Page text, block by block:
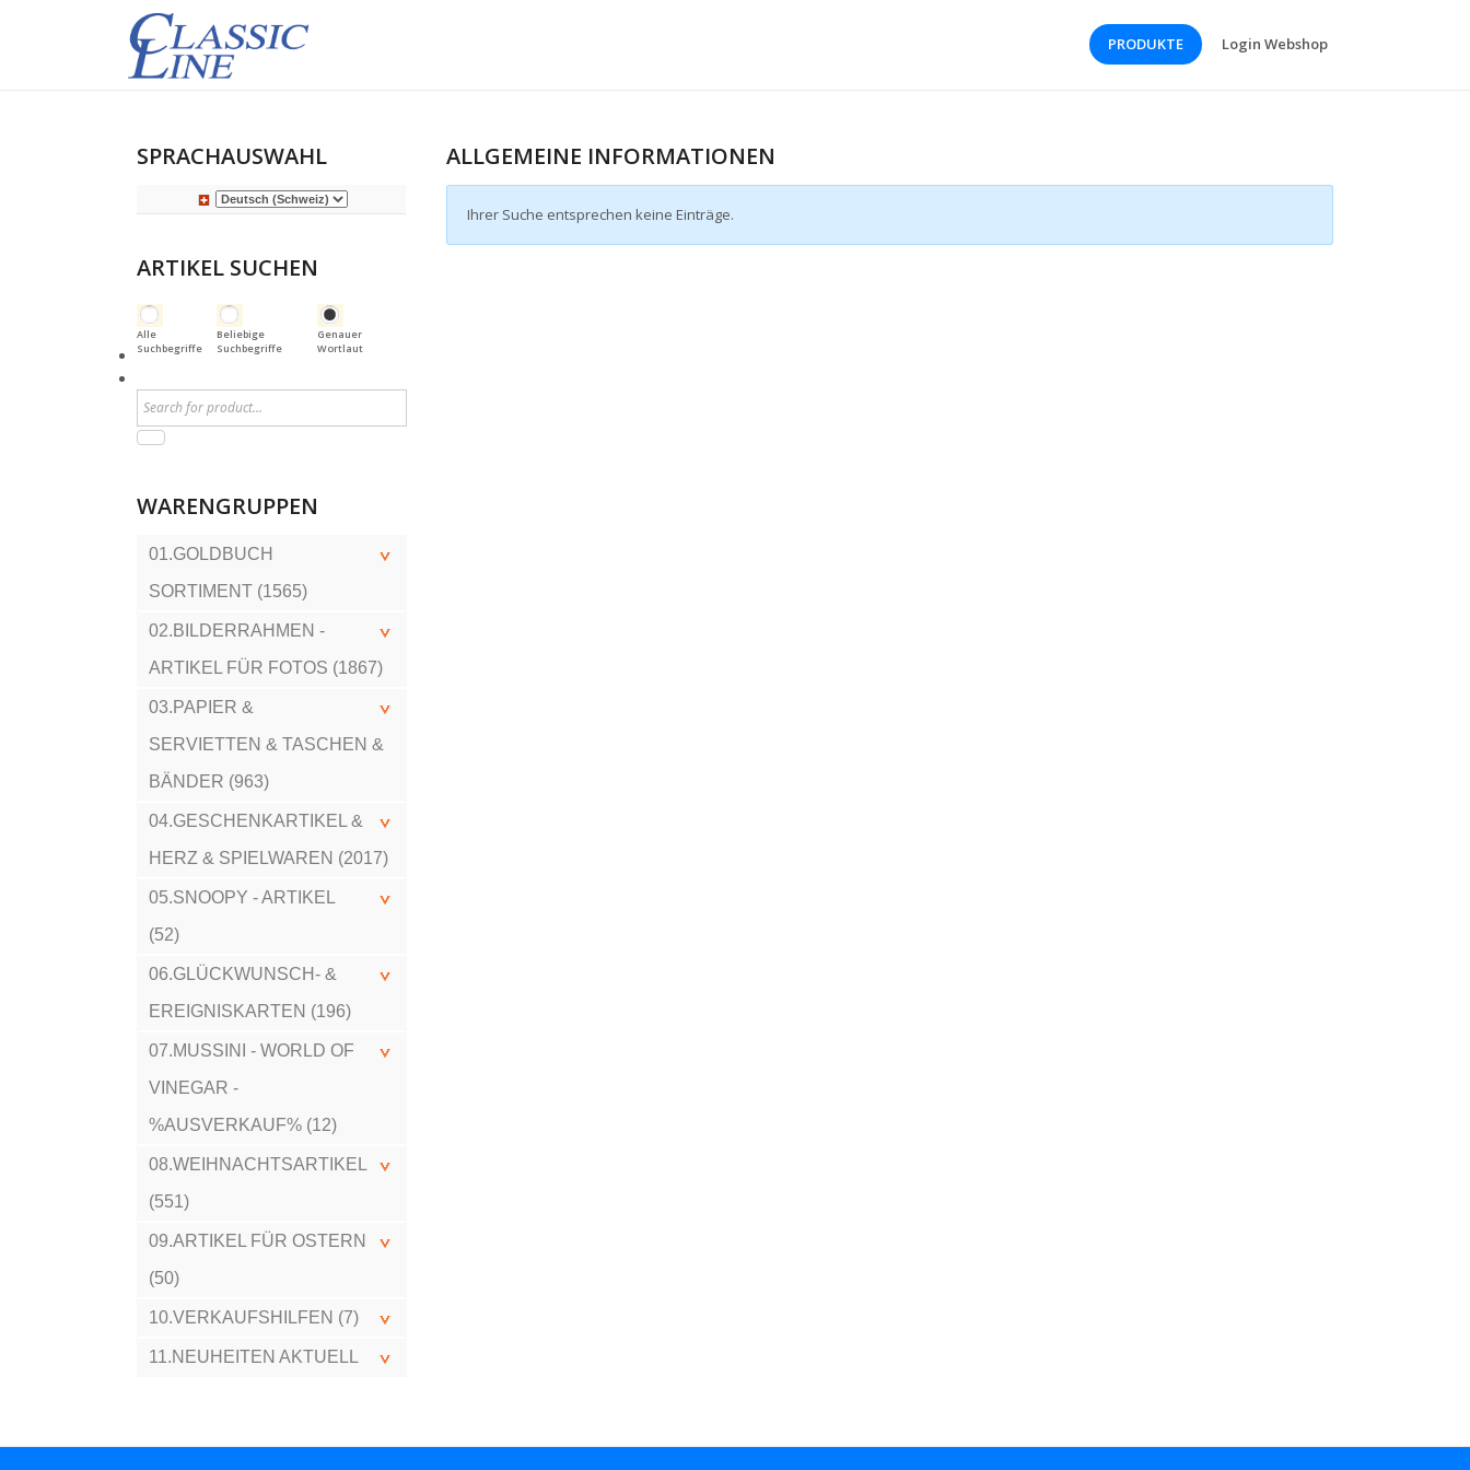
PRODUKTE Login Webshop
SPRACHAUSWAHL
ARTIKEL SUCHEN
Alle
Suchbegriffe
Beliebige
Suchbegriffe
Genauer
Wortlaut
WARENGRUPPEN
01.GOLDBUCH
SORTIMENT (1565)
02.BILDERRAHMEN -
ARTIKEL FÜR FOTOS (1867)
03.PAPIER &
SERVIETTEN & TASCHEN &
BÄNDER (963)
04.GESCHENKARTIKEL &
HERZ & SPIELWAREN (2017)
05.SNOOPY - ARTIKEL
(52)
06.GLÜCKWUNSCH- &
EREIGNISKARTEN (196)
07.MUSSINI - WORLD OF
VINEGAR -
%AUSVERKAUF% (12)
08.WEIHNACHTSARTIKEL
(551)
09.ARTIKEL FÜR OSTERN
(50)
10.VERKAUFSHILFEN (7)
11.NEUHEITEN AKTUELL
ALLGEMEINE INFORMATIONEN
Ihrer Suche entsprechen keine Einträge.